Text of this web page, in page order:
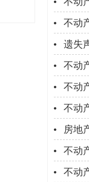
不动
遗失
不动
不动
不动
房地
不动
不动